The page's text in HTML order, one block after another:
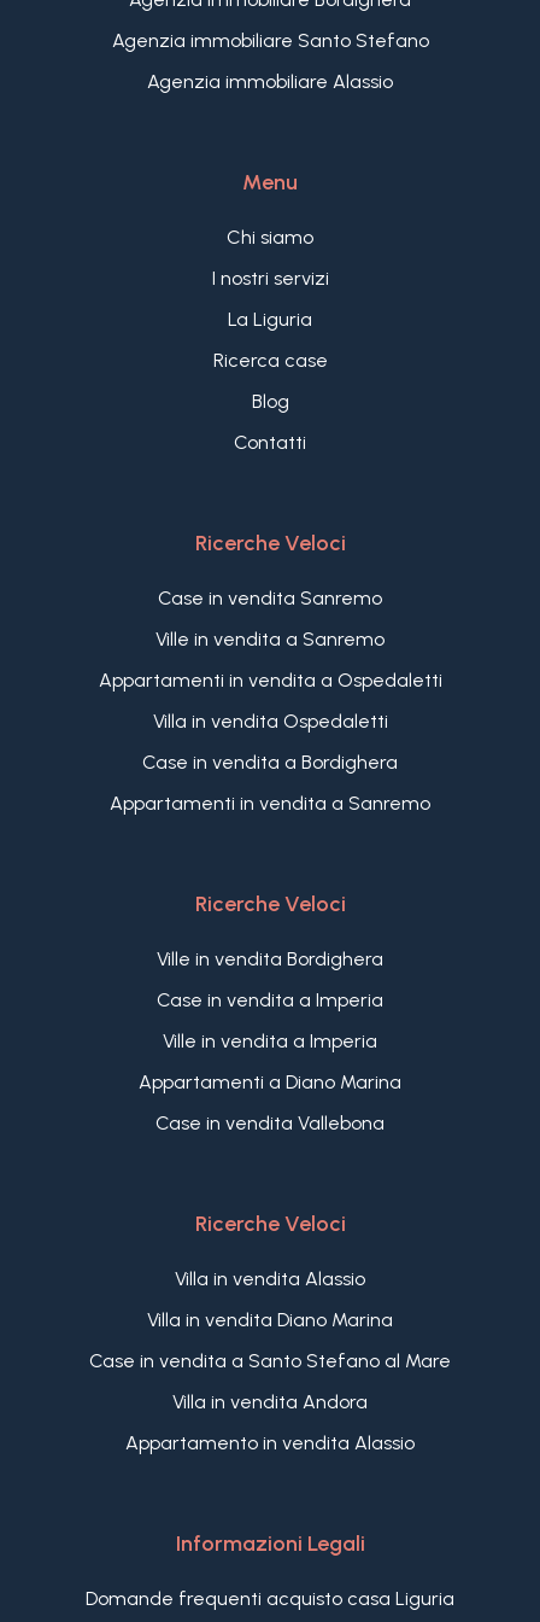
Agenzia immobiliare Santo Stefano
Agenzia immobiliare Alassio
Menu
Chi siamo
I nostri servizi
La Liguria
Ricerca case
Blog
Contatti
Ricerche Veloci
Case in vendita Sanremo
Ville in vendita a Sanremo
Appartamenti in vendita a Ospedaletti
Villa in vendita Ospedaletti
Case in vendita a Bordighera
Appartamenti in vendita a Sanremo
Ricerche Veloci
Ville in vendita Bordighera
Case in vendita a Imperia
Ville in vendita a Imperia
Appartamenti a Diano Marina
Case in vendita Vallebona
Ricerche Veloci
Villa in vendita Alassio
Villa in vendita Diano Marina
Case in vendita a Santo Stefano al Mare
Villa in vendita Andora
Appartamento in vendita Alassio
Informazioni Legali
Domande frequenti acquisto casa Liguria